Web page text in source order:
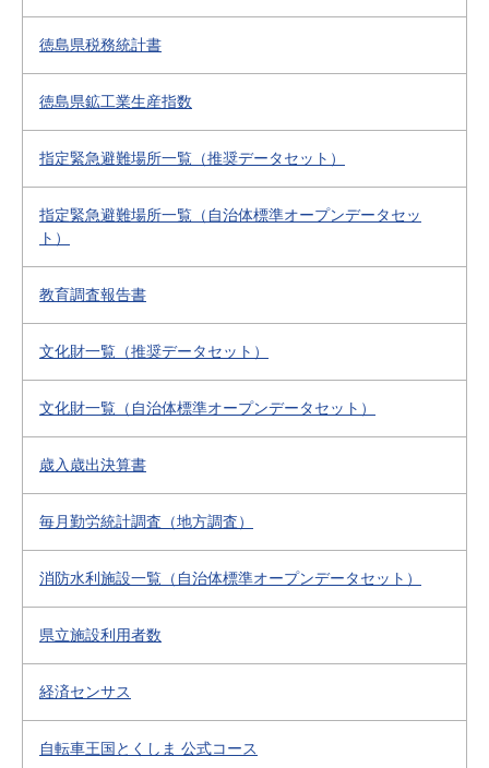
徳島県税務統計書
徳島県鉱工業生産指数
指定緊急避難場所一覧（推奨データセット）
指定緊急避難場所一覧（自治体標準オープンデータセッ
ト）
教育調査報告書
文化財一覧（推奨データセット）
文化財一覧（自治体標準オープンデータセット）
歳入歳出決算書
毎月勤労統計調査（地方調査）
消防水利施設一覧（自治体標準オープンデータセット）
県立施設利用者数
経済センサス
自転車王国とくしま 公式コース